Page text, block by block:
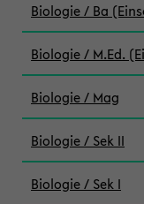
Biologie / Ba
Biologie / M.Ed.
Biologie / Mag
Biologie / Sek II
Biologie / Sek I